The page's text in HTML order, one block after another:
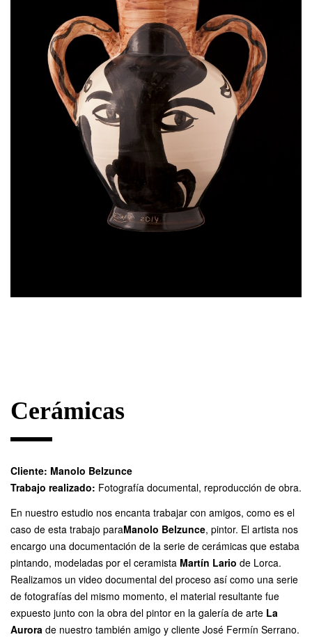
Cerámicas
Cliente: Manolo Belzunce
Trabajo realizado: Fotografía documental, reproducción de obra.
En nuestro estudio nos encanta trabajar con amigos, como es el
caso de esta trabajo paraManolo Belzunce, pintor. El artista nos
encargo una documentación de la serie de cerámicas que estaba
pintando, modeladas por el ceramista Martín Lario de Lorca.
Realizamos un video documental del proceso así como una serie
de fotografías del mismo momento, el material resultante fue
expuesto junto con la obra del pintor en la galería de arte La
Aurora de nuestro también amigo y cliente José Fermín Serrano.